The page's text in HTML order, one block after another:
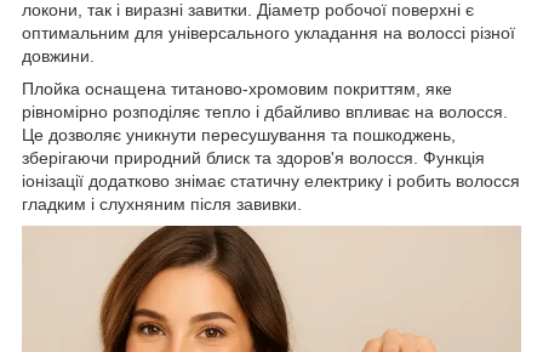
локони, так і виразні завитки. Діаметр робочої поверхні є
оптимальним для універсального укладання на волоссі різної
довжини.
Плойка оснащена титаново-хромовим покриттям, яке
рівномірно розподіляє тепло і дбайливо впливає на волосся.
Це дозволяє уникнути пересушування та пошкоджень,
зберігаючи природний блиск та здоров'я волосся. Функція
іонізації додатково знімає статичну електрику і робить волосся
гладким і слухняним після завивки.